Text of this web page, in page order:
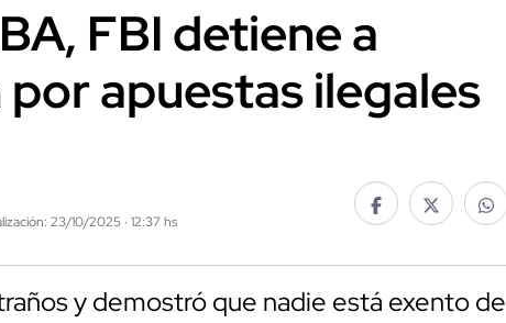
FBI detiene a
apuestas ilegales
23/10/2025 · 12:37 hs
y demostró que nadie está exento de